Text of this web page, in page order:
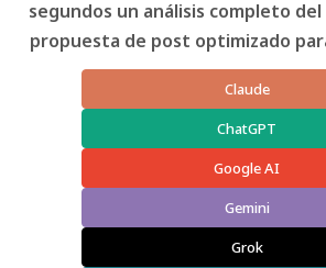
segundos un análisis completo
propuesta de post optimizado
Claude
ChatGPT
Google AI
Gemini
Grok